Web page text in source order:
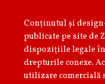
Conținutul și
publicate pe site de
dispoziţiile legale
drepturile conexe.
utilizare comercială